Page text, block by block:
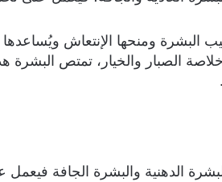
البشرة ومنحها الإنتعاش
الصبار والخيار، تمتص
الدهنية والبشرة الجافة